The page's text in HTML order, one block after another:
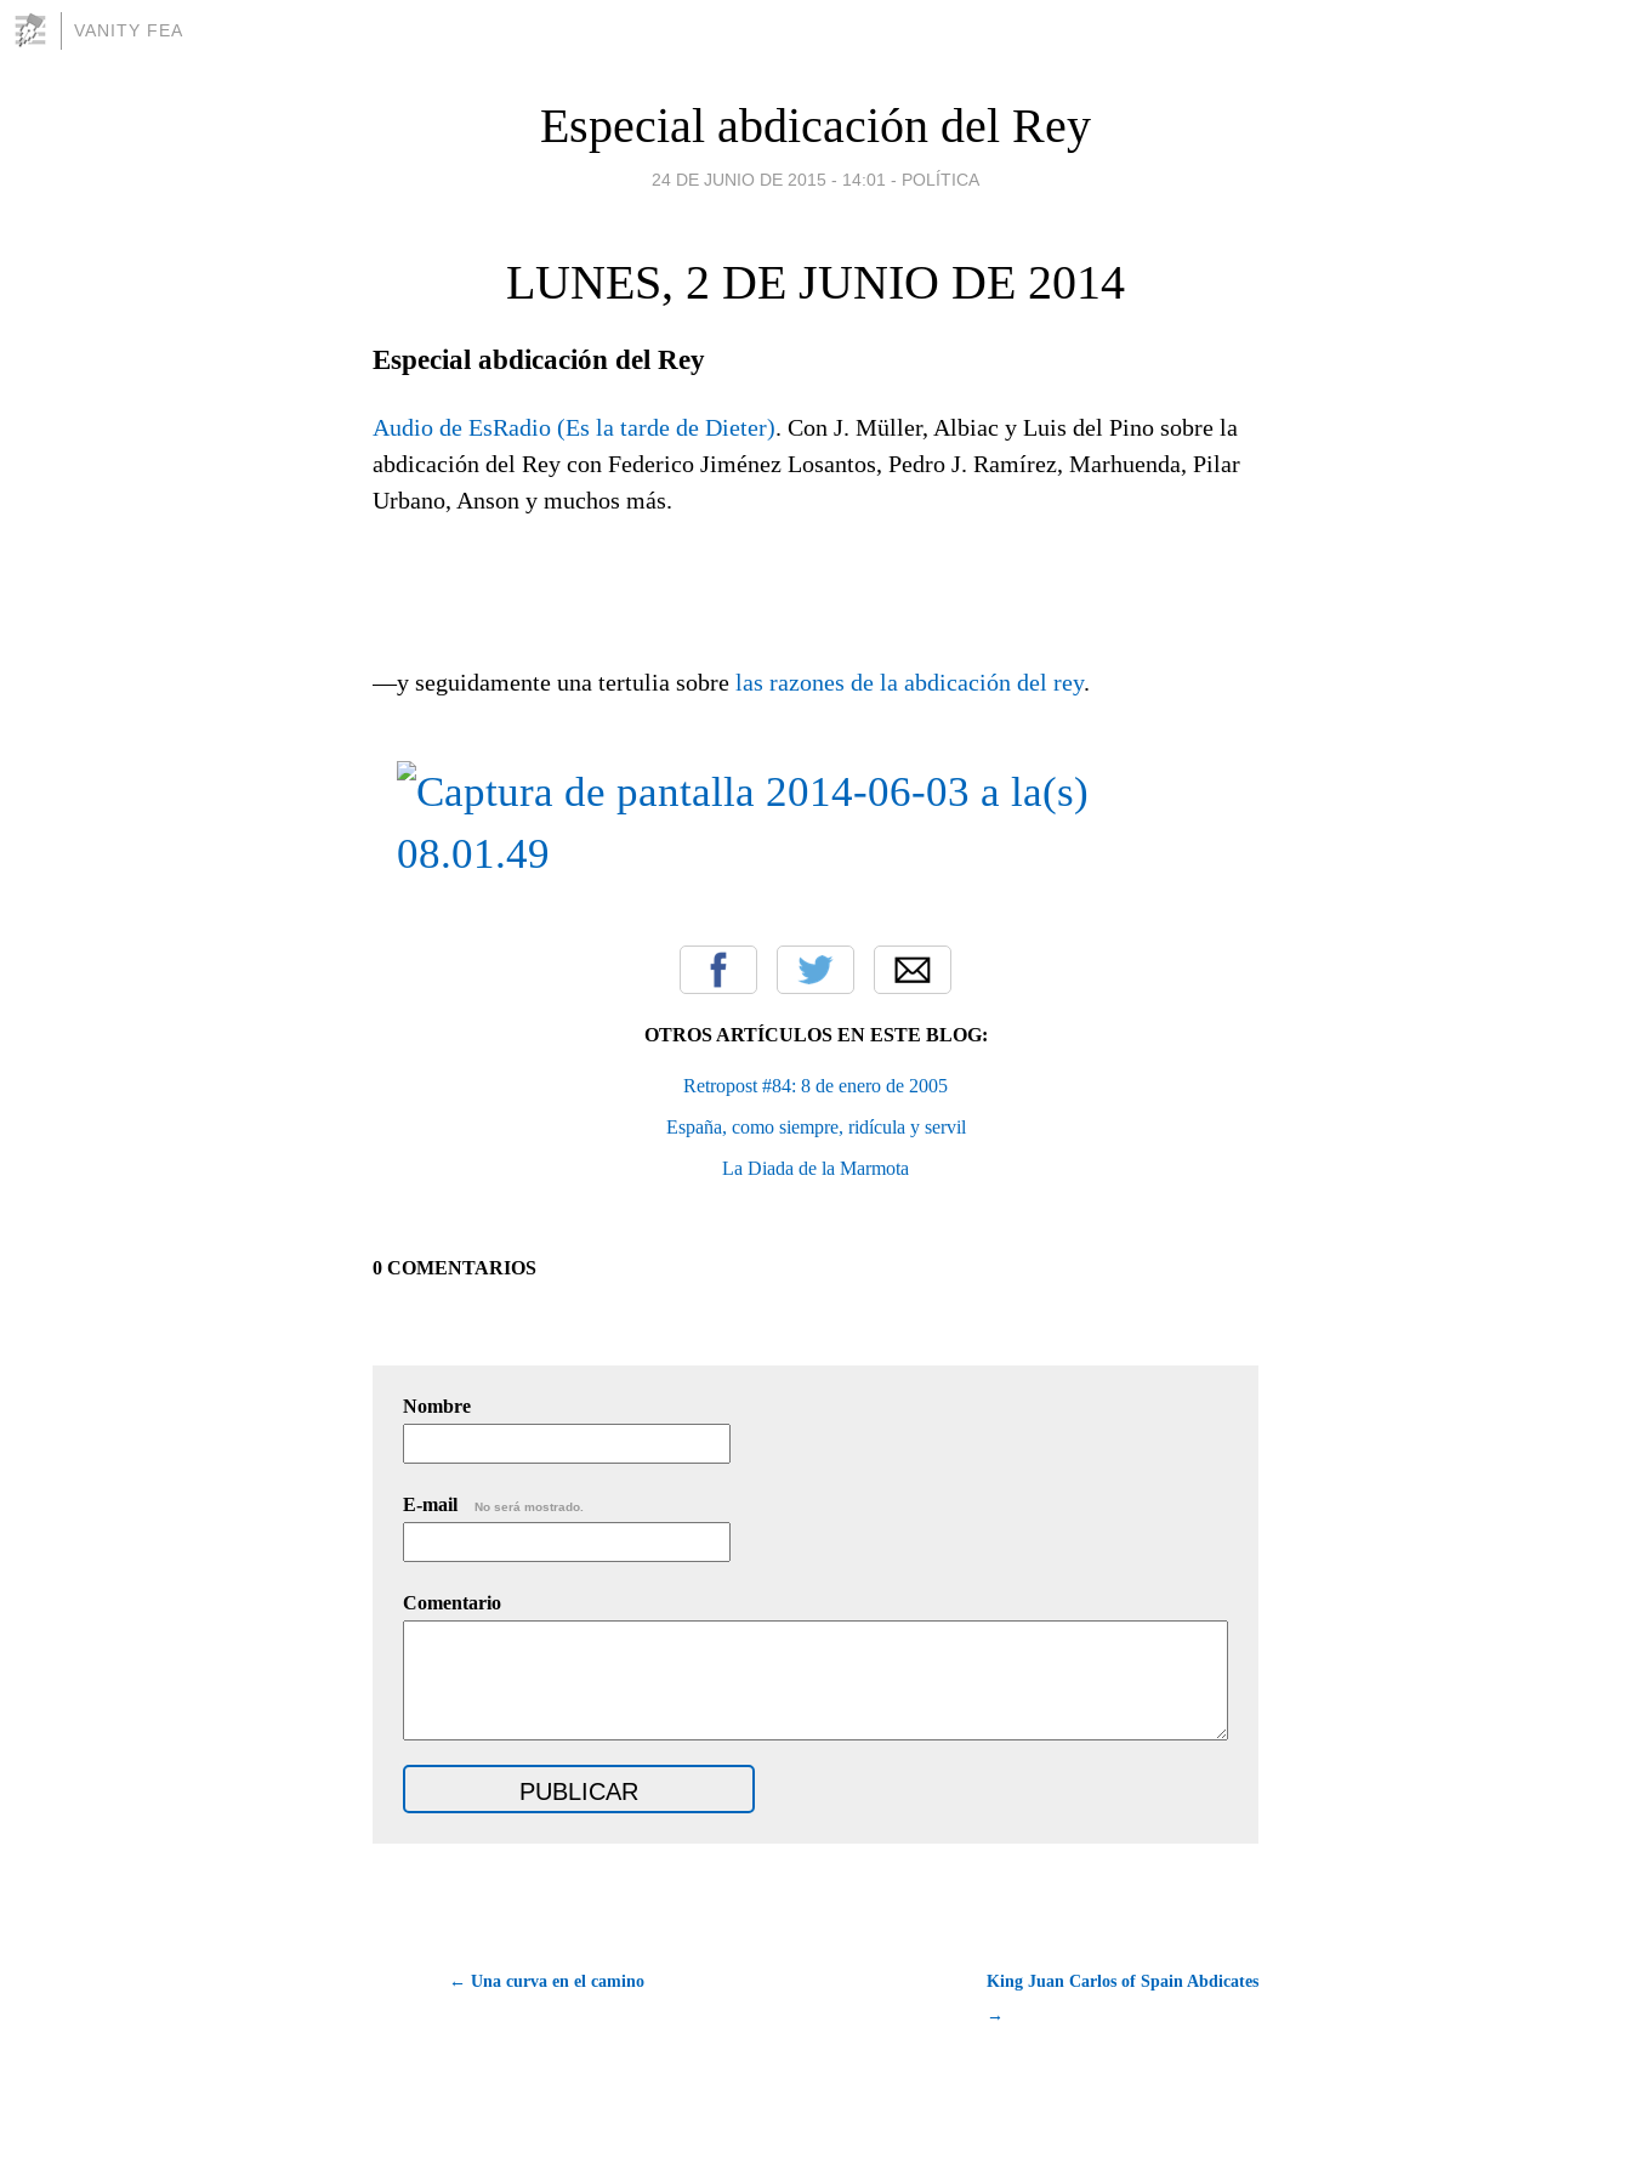
VANITY FEA
Especial abdicación del Rey
24 DE JUNIO DE 2015 - 14:01 - POLÍTICA
LUNES, 2 DE JUNIO DE 2014
Especial abdicación del Rey
Audio de EsRadio (Es la tarde de Dieter). Con J. Müller, Albiac y Luis del Pino sobre la
abdicación del Rey con Federico Jiménez Losantos, Pedro J. Ramírez, Marhuenda, Pilar
Urbano, Anson y muchos más.
—y seguidamente una tertulia sobre las razones de la abdicación del rey.
OTROS ARTÍCULOS EN ESTE BLOG:
Retropost #84: 8 de enero de 2005
España, como siempre, ridícula y servil
La Diada de la Marmota
0 COMENTARIOS
Nombre
E-mail No será mostrado.
Comentario
← Una curva en el camino
King Juan Carlos of Spain Abdicates
→